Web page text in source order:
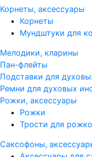
Корнеты, аксессуары
Корнеты
Мундштуки для
Мелодики, кларины
Пан-флейты
Подставки для
Ремни для духовых
Рожки, аксессуары
Рожки
Трости для
Саксофоны,